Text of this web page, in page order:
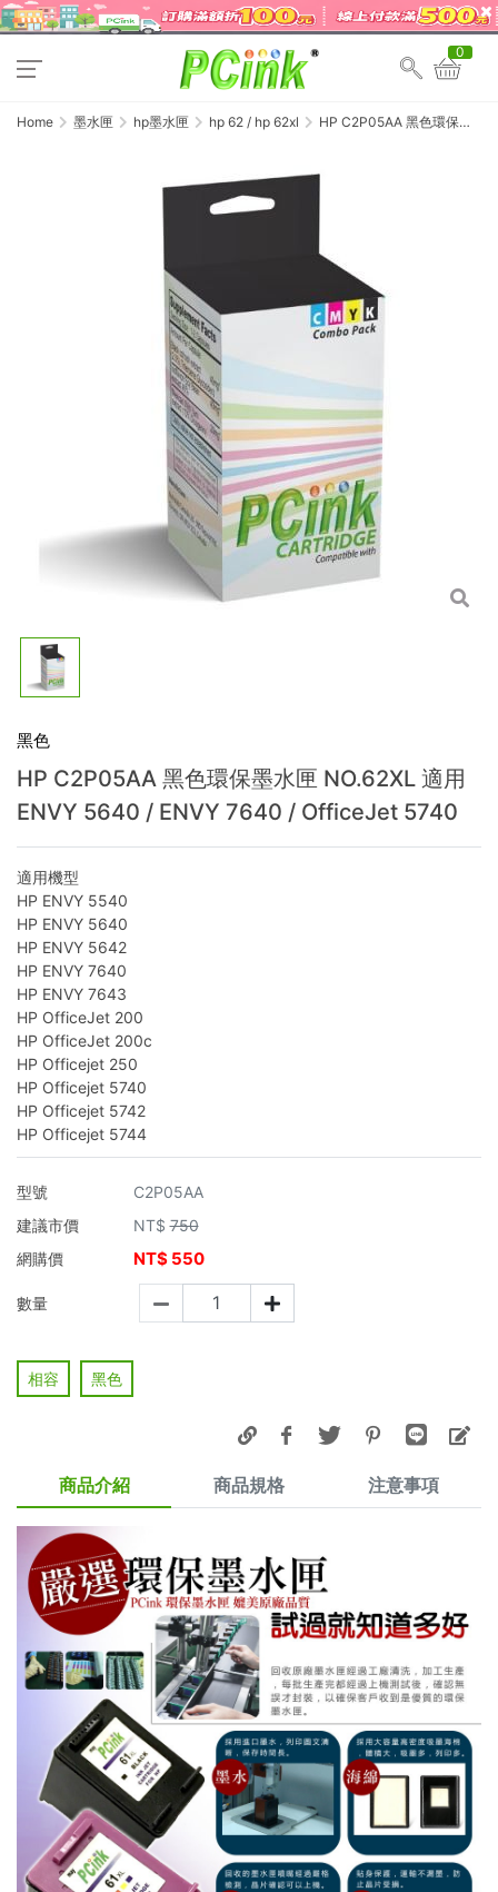
0
Home 墨水匣 hp墨水匣 hp 62 / hp 62xl
HP C2P05AA 黑色環保墨
OfficeJet 5740
黑色
HP C2P05AA 黑色環保墨水匣 NO.62XL 適用
ENVY 5640 / ENVY 7640 / OfficeJet 5740
適用機型
HP ENVY 5540
HP ENVY 5640
HP ENVY 5642
HP ENVY 7640
HP ENVY 7643
HP OfficeJet 200
HP OfficeJet 200c
HP Officejet 250
HP Officejet 5740
HP Officejet 5742
HP Officejet 5744
型號
C2P05AA
建議市價
NT$ 750
網購價
NT$ 550
數量
相容 黑色
商品介紹 商品規格 注意事項